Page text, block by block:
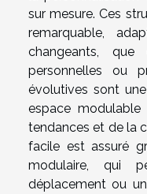
sur mesure. Ces
remarquable,
changeants,
personnelles ou
évolutives sont
espace
tendances et de la
facile est assuré
modulaire, qui
déplacement ou